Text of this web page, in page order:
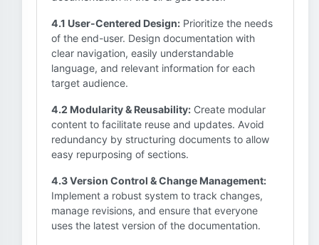
4.1 User-Centered Design: Prioritize the needs
of the end-user. Design documentation with
clear navigation, easily understandable
language, and relevant information for each
target audience.
4.2 Modularity & Reusability: Create modular
content to facilitate reuse and updates. Avoid
redundancy by structuring documents to allow
easy repurposing of sections.
4.3 Version Control & Change Management:
Implement a robust system to track changes,
manage revisions, and ensure that everyone
uses the latest version of the documentation.